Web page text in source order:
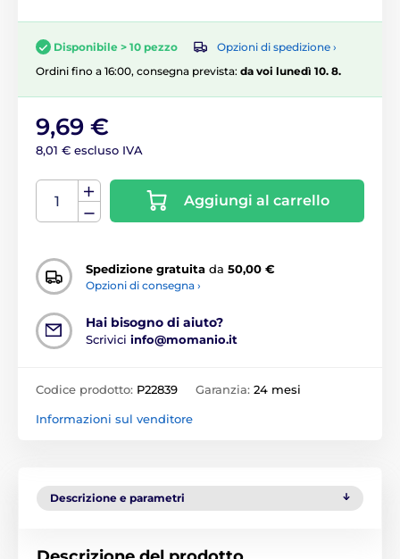
Disponibile > 10 pezzo
Opzioni di spedizione ›
Ordini fino a 16:00, consegna prevista: da voi lunedì 10. 8.
9,69 €
8,01 € escluso IVA
Aggiungi al carrello
Spedizione gratuita da 50,00 €
Opzioni di consegna ›
Hai bisogno di aiuto?
Scrivici info@momanio.it
Codice prodotto: P22839 Garanzia: 24 mesi
Informazioni sul venditore
Descrizione e parametri